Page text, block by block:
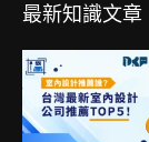
最新知識文章